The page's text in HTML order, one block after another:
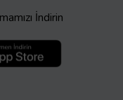
İndirin